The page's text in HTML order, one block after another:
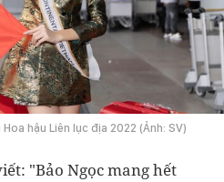
hậu Liên lục địa 2022 (Ảnh: SV)
"Bảo Ngọc mang hết